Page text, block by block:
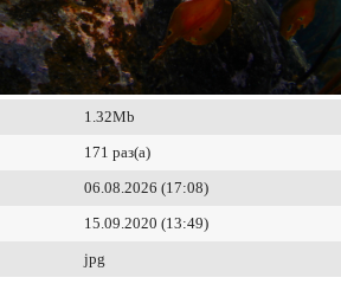
1.32Mb
171 раз(а)
06.08.2026 (17:08)
15.09.2020 (13:49)
jpg